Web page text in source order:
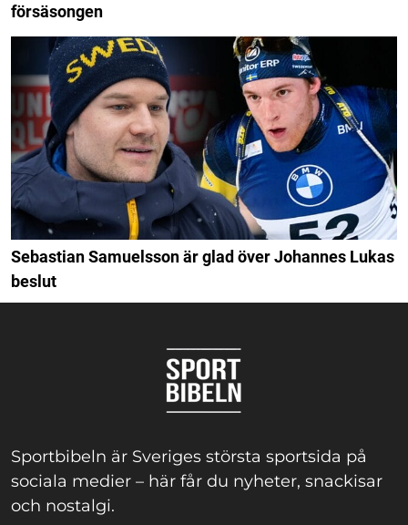
försäsongen
Sebastian Samuelsson är glad över Johannes Lukas
beslut
Sportbibeln är Sveriges största sportsida på
sociala medier – här får du nyheter, snackisar
och nostalgi.